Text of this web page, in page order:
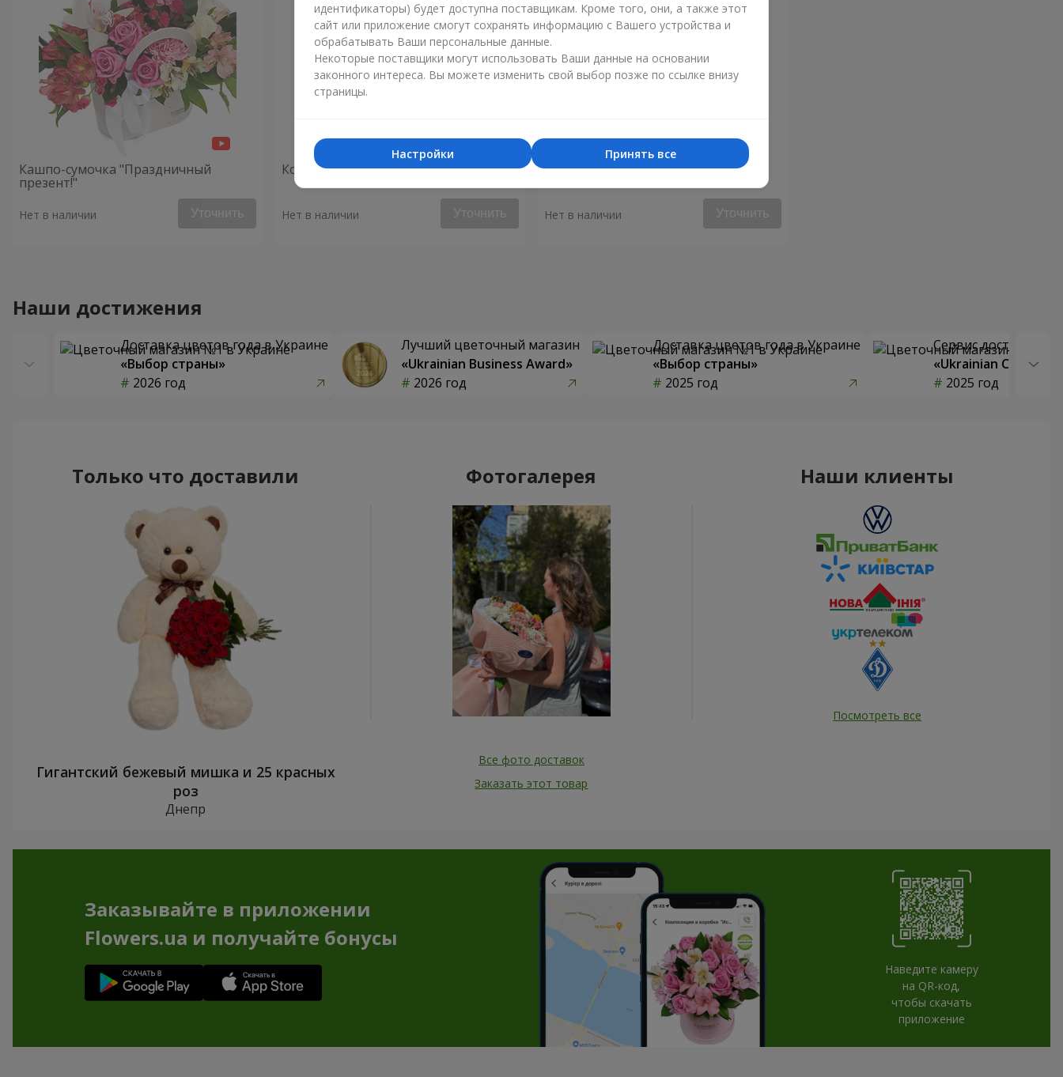
Кашпо-сумочка "Праздничный
презент!"
Нет в наличии Уточнить
Композиция "Монако"
Нет в наличии Уточнить
Композиция "Биение сердца"
Нет в наличии Уточнить
Наши достижения
Доставка цветов года в Украине
«Выбор страны»
2026 год
Лучший цветочный магазин
«Ukrainian Business Award»
2026 год
Доставка цветов года в Украине
«Выбор страны»
2025 год
Сервис доставки
«Ukrainian Choice»
2025 год
Только что доставили
Гигантский бежевый мишка и 25 красных
роз
Днепр
Фотогалерея
Все фото доставок
Заказать этот товар
Наши клиенты
Посмотреть все
Заказывайте в приложении
Flowers.ua и получайте бонусы
Наведите камеру
на QR-код,
чтобы скачать
приложение
идентификаторы) будет доступна поставщикам. Кроме того, они, а также этот
сайт или приложение смогут сохранять информацию с Вашего устройства и
обрабатывать Ваши персональные данные.
Некоторые поставщики могут использовать Ваши данные на основании
законного интереса. Вы можете изменить свой выбор позже по ссылке внизу
страницы.
Принять все
Настройки